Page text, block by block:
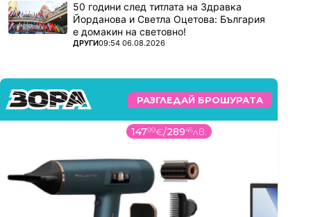
50 години след титлата на Здравка
Йорданова и Светла Оцетова: България
е домакин на световно!
ПОВЕЧЕ ОТ
ДРУГИ09:54 06.08.2026
РАЗГЛЕДАЙ БРОШУРАТА
14799€/28945лв.